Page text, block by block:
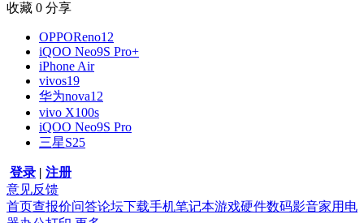
收藏 0 分享
OPPOReno12
iQOO Neo9S Pro+
iPhone Air
vivos19
华为nova12
vivo X100s
iQOO Neo9S Pro
三星S25
登录 | 注册
意见反馈
首页查报价问答论坛下载手机笔记本游戏硬件数码影音家用电